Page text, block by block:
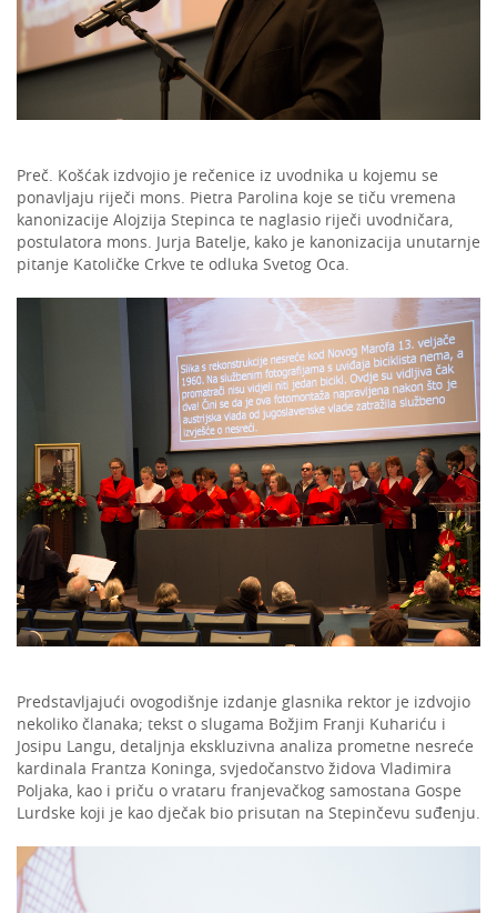
Preč. Košćak izdvojio je rečenice iz uvodnika u kojemu se
ponavljaju riječi mons. Pietra Parolina koje se tiču vremena
kanonizacije Alojzija Stepinca te naglasio riječi uvodničara,
postulatora mons. Jurja Batelje, kako je kanonizacija unutarnje
pitanje Katoličke Crkve te odluka Svetog Oca.
Predstavljajući ovogodišnje izdanje glasnika rektor je izdvojio
nekoliko članaka; tekst o slugama Božjim Franji Kuhariću i
Josipu Langu, detaljnja ekskluzivna analiza prometne nesreće
kardinala Frantza Koninga, svjedočanstvo židova Vladimira
Poljaka, kao i priču o vrataru franjevačkog samostana Gospe
Lurdske koji je kao dječak bio prisutan na Stepinčevu suđenju.